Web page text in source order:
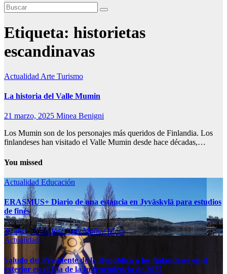
Etiqueta: historietas
escandinavas
Actualidad Arte Turismo
La historia del Valle Mumin
21 marzo, 2025 Minea Benigni
Los Mumin son de los personajes más queridos de Finlandia. Los
finlandeses han visitado el Valle Mumin desde hace décadas,…
You missed
Actualidad Educación
ERASMUS+ Diario de una estancia en Jyväskylä para estudios
de finés
30 abril, 2026José Luis Muñoz Mora
Actualidad
Saludo del Presidente de la República a los finlandeses en el
exterior en el Día de la Independencia de 2025